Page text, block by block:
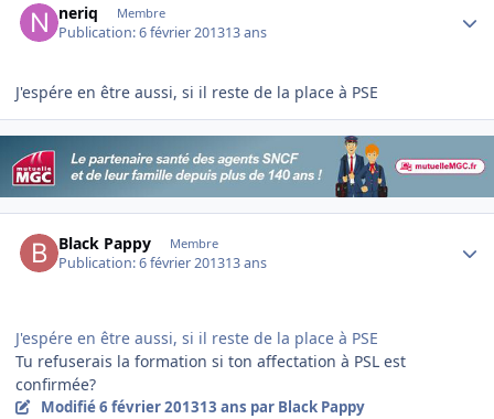
neriq Membre
Publication:6 février 201313 ans
J'espére en être aussi, si il reste de la place à PSE
Black Pappy Membre
Publication:6 février 201313 ans
J'espére en être aussi, si il reste de la place à PSE
Tu refuserais la formation si ton affectation à PSL est
confirmée?
Modifié6 février 201313 ans par Black Pappy